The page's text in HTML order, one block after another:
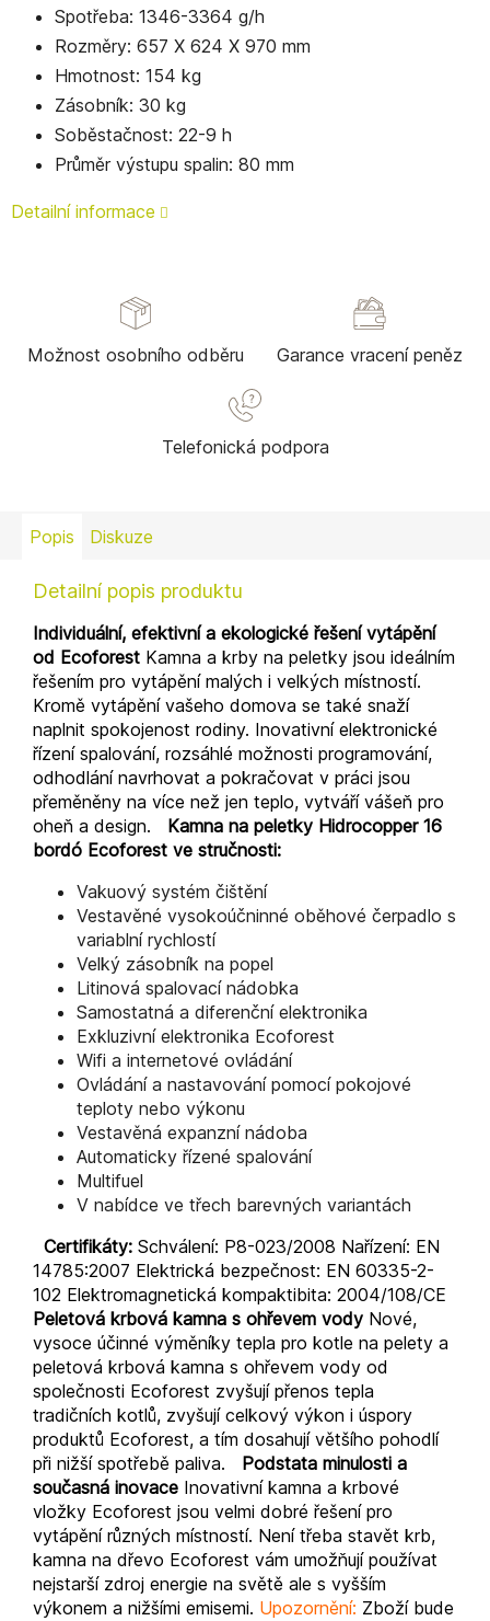
Spotřeba: 1346-3364 g/h
Rozměry: 657 X 624 X 970 mm
Hmotnost: 154 kg
Zásobník: 30 kg
Soběstačnost: 22-9 h
Průměr výstupu spalin: 80 mm
Detailní informace
Možnost osobního odběru Garance vracení peněz
Telefonická podpora
Popis Diskuze
Detailní popis produktu
Individuální, efektivní a ekologické řešení vytápění
od Ecoforest Kamna a krby na peletky jsou ideálním
řešením pro vytápění malých i velkých místností.
Kromě vytápění vašeho domova se také snaží
naplnit spokojenost rodiny. Inovativní elektronické
řízení spalování, rozsáhlé možnosti programování,
odhodlání navrhovat a pokračovat v práci jsou
přeměněny na více než jen teplo, vytváří vášeň pro
oheň a design. Kamna na peletky Hidrocopper 16
bordó Ecoforest ve stručnosti:
Vakuový systém čištění
Vestavěné vysokoúčninné oběhové čerpadlo s
variablní rychlostí
Velký zásobník na popel
Litinová spalovací nádobka
Samostatná a diferenční elektronika
Exkluzivní elektronika Ecoforest
Wifi a internetové ovládání
Ovládání a nastavování pomocí pokojové
teploty nebo výkonu
Vestavěná expanzní nádoba
Automaticky řízené spalování
Multifuel
V nabídce ve třech barevných variantách
Certifikáty: Schválení: P8-023/2008 Nařízení: EN
14785:2007 Elektrická bezpečnost: EN 60335-2-
102 Elektromagnetická kompaktibita: 2004/108/CE
Peletová krbová kamna s ohřevem vody Nové,
vysoce účinné výměníky tepla pro kotle na pelety a
peletová krbová kamna s ohřevem vody od
společnosti Ecoforest zvyšují přenos tepla
tradičních kotlů, zvyšují celkový výkon i úspory
produktů Ecoforest, a tím dosahují většího pohodlí
při nižší spotřebě paliva. Podstata minulosti a
současná inovace Inovativní kamna a krbové
vložky Ecoforest jsou velmi dobré řešení pro
vytápění různých místností. Není třeba stavět krb,
kamna na dřevo Ecoforest vám umožňují používat
nejstarší zdroj energie na světě ale s vyšším
výkonem a nižšími emisemi. Upozornění: Zboží bude